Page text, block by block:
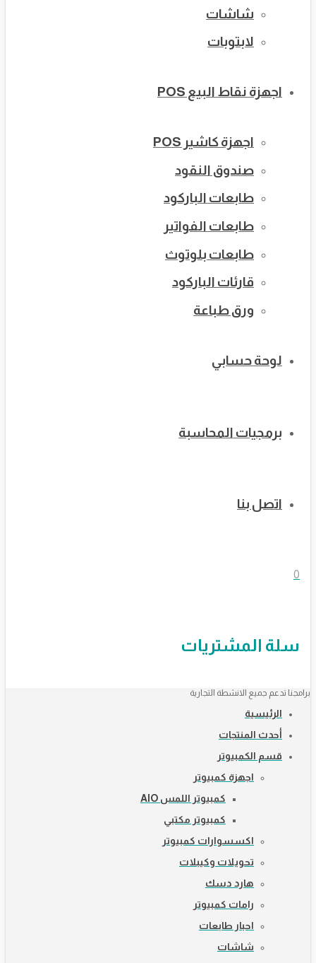
شاشات
لابتوبات
اجهزة نقاط البيع POS
اجهزة كاشير POS
صندوق النقود
طابعات الباركود
طابعات الفواتير
طابعات بلوتوث
قارئات الباركود
ورق طباعة
لوحة حسابي
برمجيات المحاسبة
اتصل بنا
0
سلة المشتريات
برامجنا تدعم جميع الانشطة التجارية
الرئيسية
أحدث المنتجات
قسم الكمبيوتر
اجهزة كمبيوتر
كمبيوتر اللمس AIO
كمبيوتر مكتبي
اكسسوارات كمبيوتر
تحويلات وكيبلات
هارد دسك
رامات كمبيوتر
احبار طابعات
شاشات